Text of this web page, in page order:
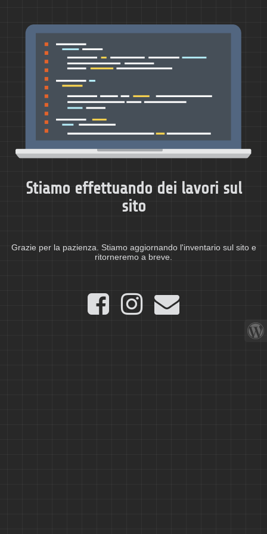
Stiamo effettuando dei lavori sul
sito
Grazie per la pazienza. Stiamo aggiornando l'inventario sul sito e
ritorneremo a breve.